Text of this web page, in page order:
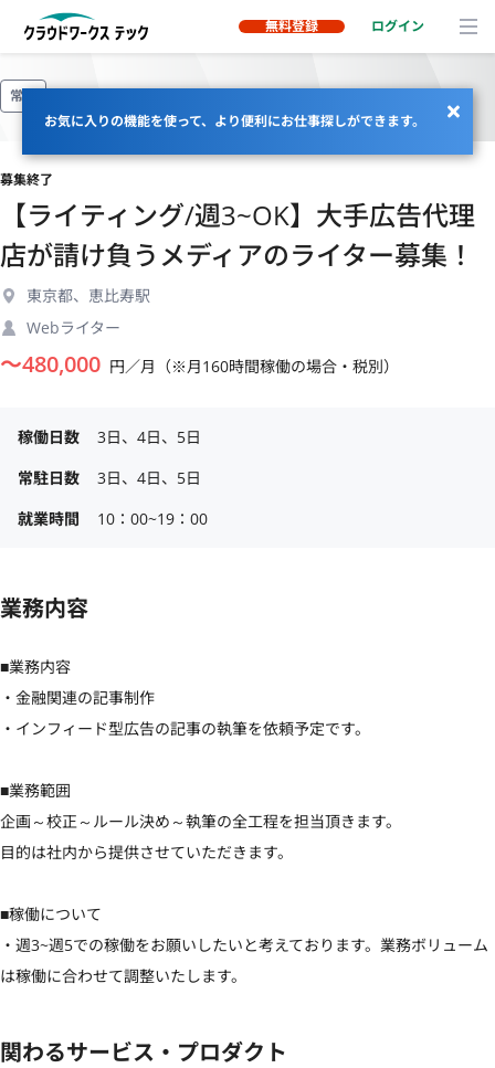
無料登録 ログイン
お気に入りの機能を使って、より便利にお仕事探しができます。
常駐
募集終了
【ライティング/週3~OK】大手広告代理
店が請け負うメディアのライター募集！
東京都、恵比寿駅
Webライター
〜480,000 円／月（※月160時間稼働の場合・税別）
稼働日数
3日、4日、5日
常駐日数
3日、4日、5日
就業時間
10：00~19：00
業務内容
■業務内容
・金融関連の記事制作
・インフィード型広告の記事の執筆を依頼予定です。
■業務範囲
企画～校正～ルール決め～執筆の全工程を担当頂きます。
目的は社内から提供させていただきます。
■稼働について
・週3~週5での稼働をお願いしたいと考えております。業務ボリューム
は稼働に合わせて調整いたします。
関わるサービス・プロダクト